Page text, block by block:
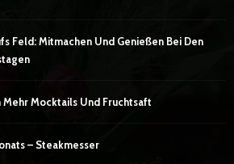
Feld: Mitmachen Und Genießen Bei Den
Mehr Mocktails Und Fruchtsaft
– Steakmesser